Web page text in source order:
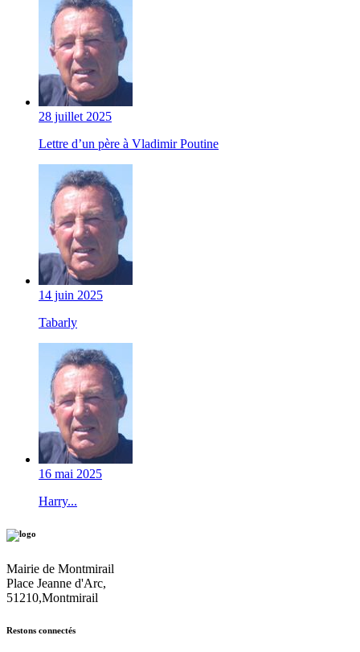
28 juillet 2025
Lettre d’un père à Vladimir Poutine
14 juin 2025
Tabarly
16 mai 2025
Harry...
Mairie de Montmirail
Place Jeanne d'Arc,
51210,Montmirail
Restons connectés